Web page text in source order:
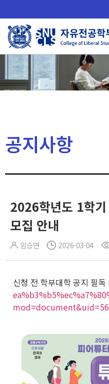
로
메
공지사항
2026학년도 1학
모집 안내
임승연 2026-03-04
신청 전 학부대학 공지 필독